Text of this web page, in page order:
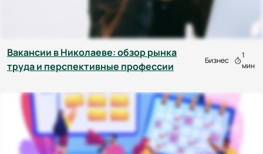
Вакансии в Николаеве: обзор рынка
труда и перспективные профессии
Бизнес
1
мин